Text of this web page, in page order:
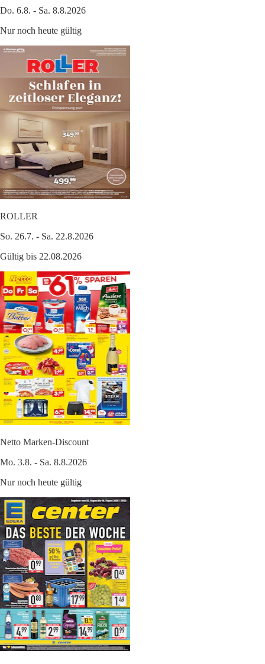
Do. 6.8. - Sa. 8.8.2026
Nur noch heute gültig
ROLLER
So. 26.7. - Sa. 22.8.2026
Gültig bis 22.08.2026
Netto Marken-Discount
Mo. 3.8. - Sa. 8.8.2026
Nur noch heute gültig